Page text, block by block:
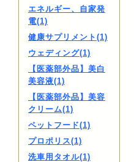
エネルギー、自家発
電(1)
健康サプリメント(1)
ウェディング(1)
【医薬部外品】美白
美容液(1)
【医薬部外品】美容
クリーム(1)
ペットフード(1)
プロポリス(1)
洗車用タオル(1)